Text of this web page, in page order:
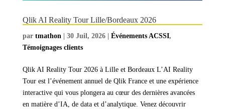
Qlik AI Reality Tour Lille/Bordeaux 2026
par tmathon | 30 Juil, 2026| Événements ACSSI,
Témoignages clients
Qlik AI Reality Tour 2026 à Lille et Bordeaux L’AI Reality
Tour est l’événement annuel de Qlik France et une expérience
interactive qui vous plongera au cœur des dernières avancées
en matière d’IA, de data et d’analytique. Venez découvrir